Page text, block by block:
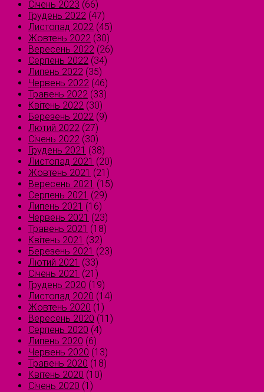
Січень 2023 (66)
Грудень 2022 (47)
Листопад 2022 (45)
Жовтень 2022 (30)
Вересень 2022 (26)
Серпень 2022 (34)
Липень 2022 (35)
Червень 2022 (46)
Травень 2022 (33)
Квітень 2022 (30)
Березень 2022 (9)
Лютий 2022 (27)
Січень 2022 (30)
Грудень 2021 (38)
Листопад 2021 (20)
Жовтень 2021 (21)
Вересень 2021 (15)
Серпень 2021 (29)
Липень 2021 (16)
Червень 2021 (23)
Травень 2021 (18)
Квітень 2021 (32)
Березень 2021 (23)
Лютий 2021 (33)
Січень 2021 (21)
Грудень 2020 (19)
Листопад 2020 (14)
Жовтень 2020 (1)
Вересень 2020 (11)
Серпень 2020 (4)
Липень 2020 (6)
Червень 2020 (13)
Травень 2020 (18)
Квітень 2020 (10)
Січень 2020 (1)